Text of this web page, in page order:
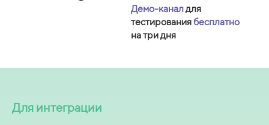
Демо-каналдля
тестирования бесплатно
на три дня
Для интеграции